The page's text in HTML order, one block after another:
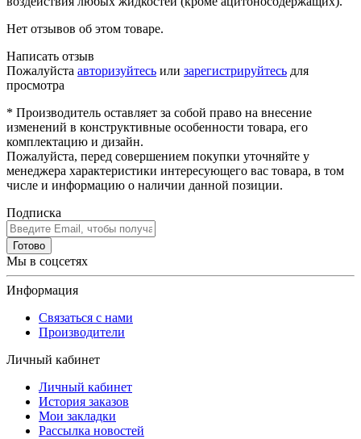
Нет отзывов об этом товаре.
Написать отзыв
Пожалуйста авторизуйтесь или зарегистрируйтесь для
просмотра
* Производитель оставляет за собой право на внесение
изменений в конструктивные особенности товара, его
комплектацию и дизайн.
Пожалуйста, перед совершением покупки уточняйте у
менеджера характеристики интересующего вас товара, в том
числе и информацию о наличии данной позиции.
Подписка
Готово
Мы в соцсетях
Информация
Связаться с нами
Производители
Личный кабинет
Личный кабинет
История заказов
Мои закладки
Рассылка новостей